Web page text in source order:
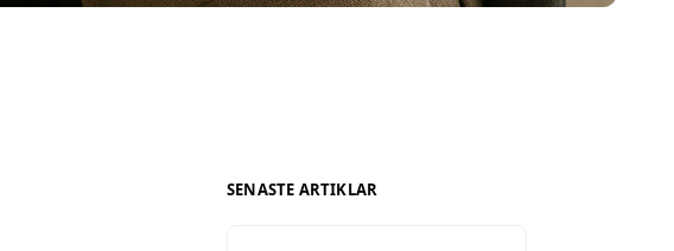
SENASTE ARTIKLAR